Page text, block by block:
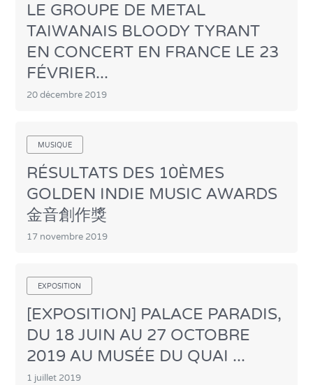
LE GROUPE DE METAL
TAIWANAIS BLOODY TYRANT
EN CONCERT EN FRANCE LE 23
FÉVRIER...
20 décembre 2019
MUSIQUE
RÉSULTATS DES 10ÈMES
GOLDEN INDIE MUSIC AWARDS
金音創作獎
17 novembre 2019
EXPOSITION
[EXPOSITION] PALACE PARADIS,
DU 18 JUIN AU 27 OCTOBRE
2019 AU MUSÉE DU QUAI ...
1 juillet 2019